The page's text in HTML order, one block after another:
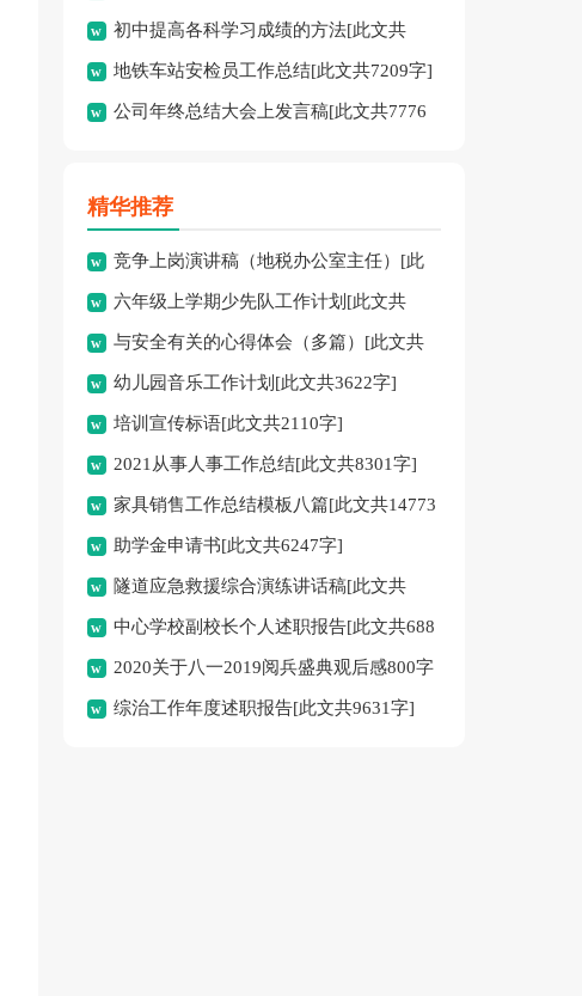
初中提高各科学习成绩的方法[此文共
2526字]
地铁车站安检员工作总结[此文共7209字]
公司年终总结大会上发言稿[此文共7776
精华推荐
竞争上岗演讲稿（地税办公室主任）[此
文共10308字]
六年级上学期少先队工作计划[此文共
8117字]
与安全有关的心得体会（多篇）[此文共
8053字]
幼儿园音乐工作计划[此文共3622字]
培训宣传标语[此文共2110字]
2021从事人事工作总结[此文共8301字]
家具销售工作总结模板八篇[此文共14773
字] 助学金申请书[此文共6247字]
隧道应急救援综合演练讲话稿[此文共
1375字]
中心学校副校长个人述职报告[此文共688
字] 2020关于八一2019阅兵盛典观后感800字
作文多篇[此文共3560字]
综治工作年度述职报告[此文共9631字]